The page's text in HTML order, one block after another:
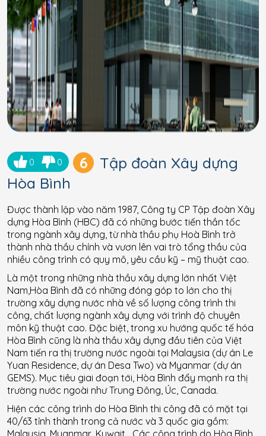
0 0 6
Tập đoàn Xây dựng
Hòa Bình
Được thành lập vào năm 1987, Công ty CP Tập đoàn Xây
dựng Hòa Bình (HBC) đã có những bước tiến thần tốc
trong ngành xây dựng, từ nhà thầu phụ Hoà Bình trở
thành nhà thầu chính và vươn lên vai trò tổng thầu của
nhiều công trình có quy mô, yêu cầu kỹ – mỹ thuật cao.
Là một trong những nhà thầu xây dựng lớn nhất Việt
Nam,Hòa Bình đã có những đóng góp to lớn cho thị
trường xây dựng nước nhà về số lượng công trình thi
công, chất lượng ngành xây dựng với trình độ chuyên
môn kỹ thuật cao. Đặc biệt, trong xu hướng quốc tế hóa
Hòa Bình cũng là nhà thầu xây dựng đầu tiên của Việt
Nam tiến ra thị trường nước ngoài tại Malaysia (dự án Le
Yuan Residence, dự án Desa Two) và Myanmar (dự án
GEMS). Mục tiêu giai đoạn tới, Hòa Bình đẩy mạnh ra thị
trường nước ngoài như Trung Đông, Úc, Canada.
Hiện các công trình do Hòa Bình thi công đã có mặt tại
40/63 tỉnh thành trong cả nước và 3 quốc gia gồm: